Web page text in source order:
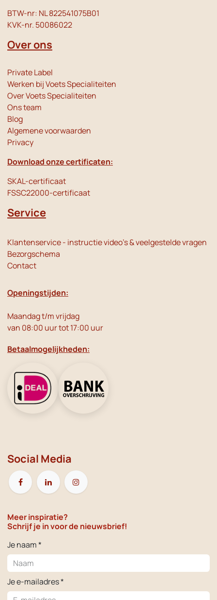
BTW-nr: NL 822541075B01
KVK-nr. 50086022
Over ons
Private Label
Werken bij Voets Specialiteiten
Over Voets Specialiteiten
Ons team
Blog
Algemene voorwaarden
Privacy
Download onze certificaten:
SKAL-certificaat
FSSC22000-certificaat
Service
Klantenservice - instructie video's & veelgestelde vragen
Bezorgschema
Contact
Openingstijden:
Maandag t/m vrijdag
van 08:00 uur tot 17:00 uur
Betaalmogelijkheden:
Social Media
Meer inspiratie?
Schrijf je in voor de nieuwsbrief!
Je naam *
Je e-mailadres *